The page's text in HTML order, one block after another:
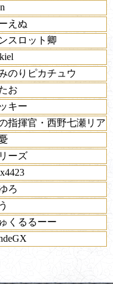
えぬ
スロット卿
のりピカチュウ
お
キー
指揮官・西野七瀬リア
ーズ
ろ
くるるーー